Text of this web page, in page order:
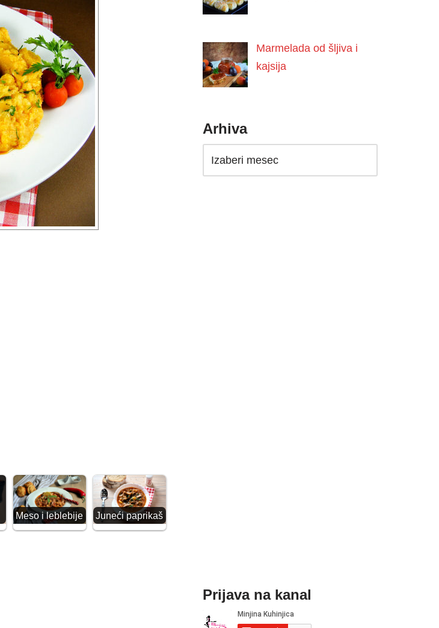
Meso i leblebije Juneći paprikaš
Marmelada od šljiva i
kajsija
Arhiva
Prijava na kanal